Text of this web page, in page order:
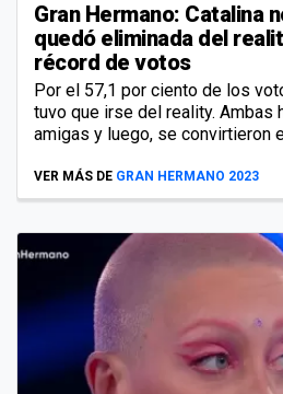
Gran Hermano: Catalina
quedó eliminada del
récord de votos
Por el 57,1 por ciento de los
tuvo que irse del reality. Ambas
amigas y luego, se convirtieron
VER MÁS DE GRAN HERMANO 2023